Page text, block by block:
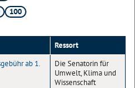
100
Ressort
ab 1.
Die Senatorin für
Umwelt, Klima und
Wissenschaft